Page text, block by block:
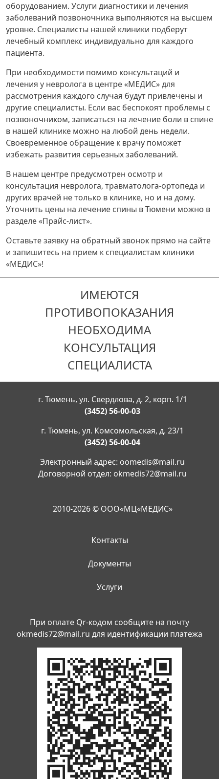
оборудованием. Услуги диагностики и лечения
заболеваний позвоночника выполняются на высшем
уровне. Специалисты нашей клиники подберут
лечебный комплекс индивидуально для каждого
пациента.
При необходимости помимо консультаций и
лечения у невролога в центре «МЕДИС» для
рассмотрения каждого случая будут привлечены и
другие специалисты. Если вас беспокоят проблемы с
позвоночником, записаться на лечение боли в спине
в нашей клинике можно на любой день недели.
Своевременное обращение к врачу поможет
избежать развития серьезных заболеваний.
В нашем центре предусмотрен осмотр и
консультация невролога, травматолога-ортопеда и
других врачей не только в клинике, но и на дому.
Уточнить цены на лечение спины в Тюмени можно в
разделе «Прайс-лист».
Оставьте заявку на обратный звонок прямо на сайте
и запишитесь на прием к специалистам клиники
«МЕДИС»!
ИМЕЮТСЯ
ПРОТИВОПОКАЗАНИЯ
НЕОБХОДИМА
КОНСУЛЬТАЦИЯ
СПЕЦИАЛИСТА
г. Тюмень, ул. Свердлова, д. 2, корп. 1/1
(3452) 56-00-03
г. Тюмень, ул. Комсомольская, д. 23/1
(3452) 56-00-04
Электронный адрес: oomedis@mail.ru
Договорной отдел: okmedis72@mail.ru
2010-2026 © ООО«МЦ«МЕДИС»
Контакты
Документы
Услуги
При оплате Qr-кодом сообщите на почту
okmedis72@mail.ru для идентификации платежа